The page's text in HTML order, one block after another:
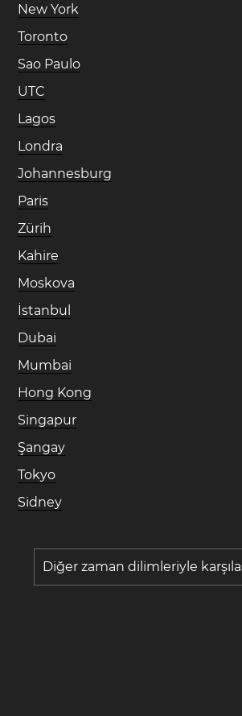
New York
Toronto
Sao Paulo
UTC
Lagos
Londra
Johannesburg
Paris
Zürih
Kahire
Moskova
İstanbul
Dubai
Mumbai
Hong Kong
Singapur
Şangay
Tokyo
Sidney
Diğer zaman dilimleriyle